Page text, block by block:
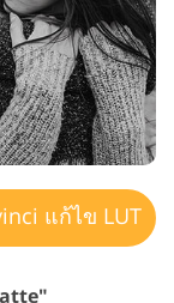
แก้ไข LUT